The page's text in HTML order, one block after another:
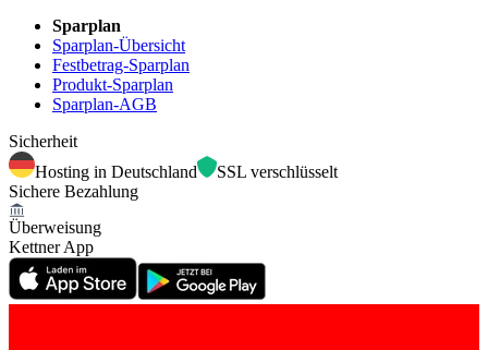
Sparplan
Sparplan-Übersicht
Festbetrag-Sparplan
Produkt-Sparplan
Sparplan-AGB
Sicherheit
Hosting in Deutschland
SSL verschlüsselt
Sichere Bezahlung
Überweisung
Kettner App